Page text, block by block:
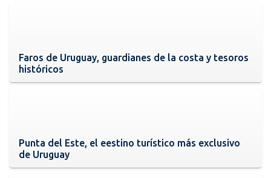
Faros de Uruguay, guardianes de la costa y tesoros
históricos
Punta del Este, el eestino turístico más exclusivo
de Uruguay